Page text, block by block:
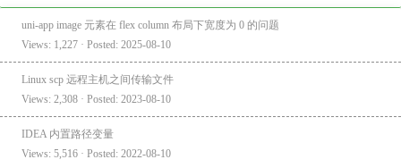
uni-app image 元素在 flex column 布局下宽度为 0 的问题
Views: 1,227 · Posted: 2025-08-10
Linux scp 远程主机之间传输文件
Views: 2,308 · Posted: 2023-08-10
IDEA 内置路径变量
Views: 5,516 · Posted: 2022-08-10